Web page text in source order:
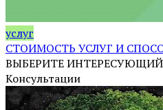
услуг
СТОИМОСТЬ УСЛУГ И
ВЫБЕРИТЕ
Консультации